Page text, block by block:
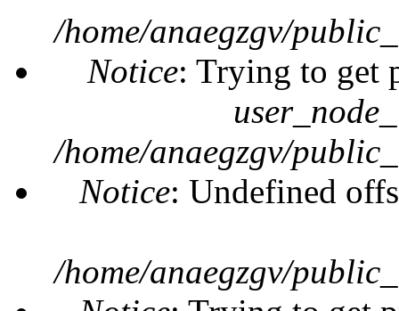
/home/anaegzgv/
Notice: Trying to get
/home/anaegzgv/
Notice: Undefined
/home/anaegzgv/